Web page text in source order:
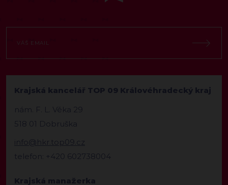
Krajská kancelář TOP 09 Královéhradecký kraj
nám. F. L. Věka 29
518 01 Dobruška
info@hkr.top09.cz
telefon: +420 602738004
Krajská manažerka